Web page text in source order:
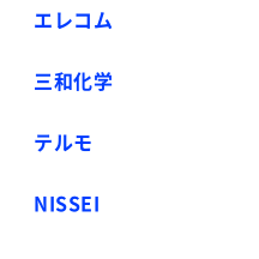
エレコム
三和化学
テルモ
NISSEI